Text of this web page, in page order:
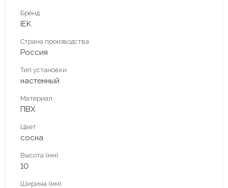
Бренд
IEK
Страна производства
Россия
Тип установки
настенный
Материал
ПВХ
Цвет
сосна
Высота (мм)
10
Ширина (мм)